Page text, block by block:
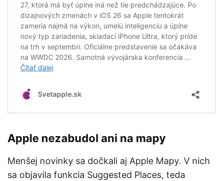
Apple nezabudol ani na mapy
Menšej novinky sa dočkali aj Apple Mapy. V nich
sa objavila funkcia Suggested Places, teda